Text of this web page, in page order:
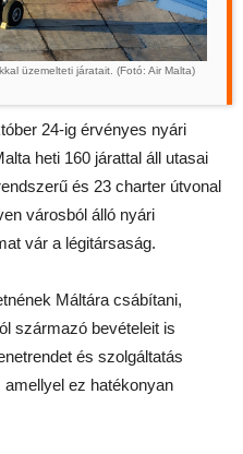
üzemelteti járatait. (Fotó: Air Malta)
24-ig érvényes nyári
heti 160 járattal áll utasai
és 23 charter útvonal
városból álló nyári
vár a légitársaság.
Máltára csábítani,
származó bevételeit is
és szolgáltatás
ez hatékonyan